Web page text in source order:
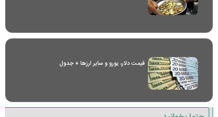
قیمت دلار، یورو و سایر ارز‌ها + جدول